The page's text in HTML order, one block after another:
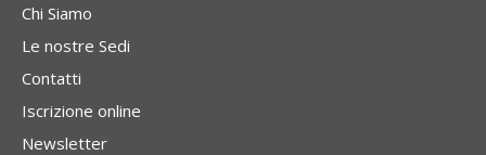
Chi Siamo
Le nostre Sedi
Contatti
Iscrizione online
Newsletter